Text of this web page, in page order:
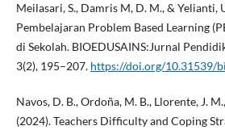
Meilasari, S., Damris M, D. M., & Yelianti,
Pembelajaran Problem Based Learning
di Sekolah. BIOEDUSAINS:Jurnal
3(2), 195–207. https://doi.org/10.31539/
Navos, D. B., Ordoña, M. B., Llorente, J.
(2024). Teachers Difficulty and Coping